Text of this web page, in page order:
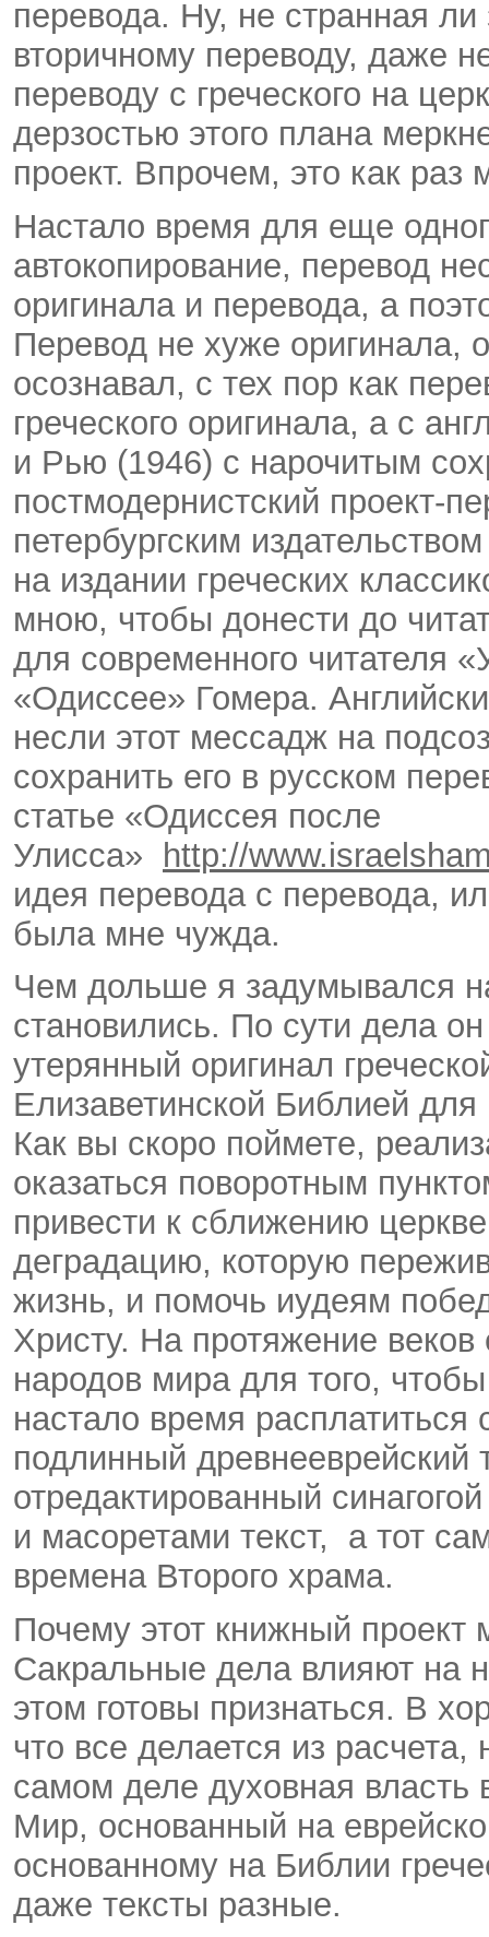
перевода. Ну, не странная
вторичному переводу, даже
переводу с греческого на
дерзостью этого плана
проект. Впрочем, это как раз
Настало время для еще
автокопирование, перевод
оригинала и перевода, а
Перевод не хуже оригинала,
осознавал, с тех пор как
греческого оригинала, а с
и Рью (1946) с нарочитым
постмодернистский проект-
петербургским
на издании греческих
мною, чтобы донести до
для современного читателя
«Одиссее» Гомера.
несли этот мессадж на
сохранить его в русском
статье «Одиссея после
Улисса» http://
идея перевода с перевода,
была мне чужда.
Чем дольше я задумывался
становились. По сути дела
утерянный оригинал
Елизаветинской Библией
Как вы скоро поймете,
оказаться поворотным
привести к сближению
деградацию, которую
жизнь, и помочь иудеям
Христу. На протяжение
народов мира для того,
настало время
подлинный древнееврейский
отредактированный
и масоретами текст, а тот
времена Второго храма.
Почему этот книжный
Сакральные дела влияют на
этом готовы признаться. В
что все делается из
самом деле духовная власть
Мир, основанный на
основанному на Библии
даже тексты разные.